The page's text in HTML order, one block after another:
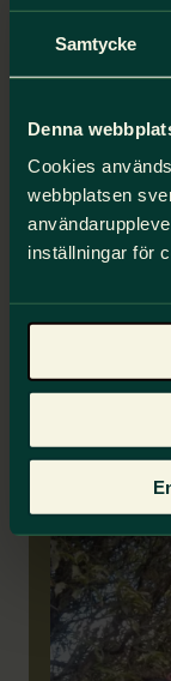
Samtycke
Denna
Cookies
webbplatsen
inställningar för
UK
Ansvarig för
utveckling
Federation,